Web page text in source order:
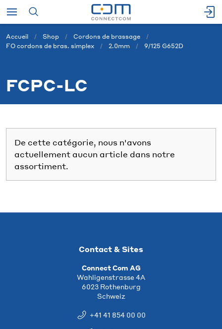
Accueil Shop
Cordons de brassage
FO cordons de bras. simplex
2.0mm 9/125 G652D
FCPC-LC
De cette catégorie, nous n'avons
actuellement aucun article dans notre
assortiment.
Contact & Sites
Connect Com AG
Wahligenstrasse 4A
6023 Rothenburg
Schweiz
+41 41 854 00 00